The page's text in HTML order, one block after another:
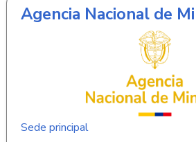
Agencia Nacional de
Sede principal